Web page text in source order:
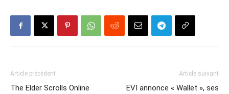
Article précédent
The Elder Scrolls Online
Article suivant
EVI annonce « Wallet », ses